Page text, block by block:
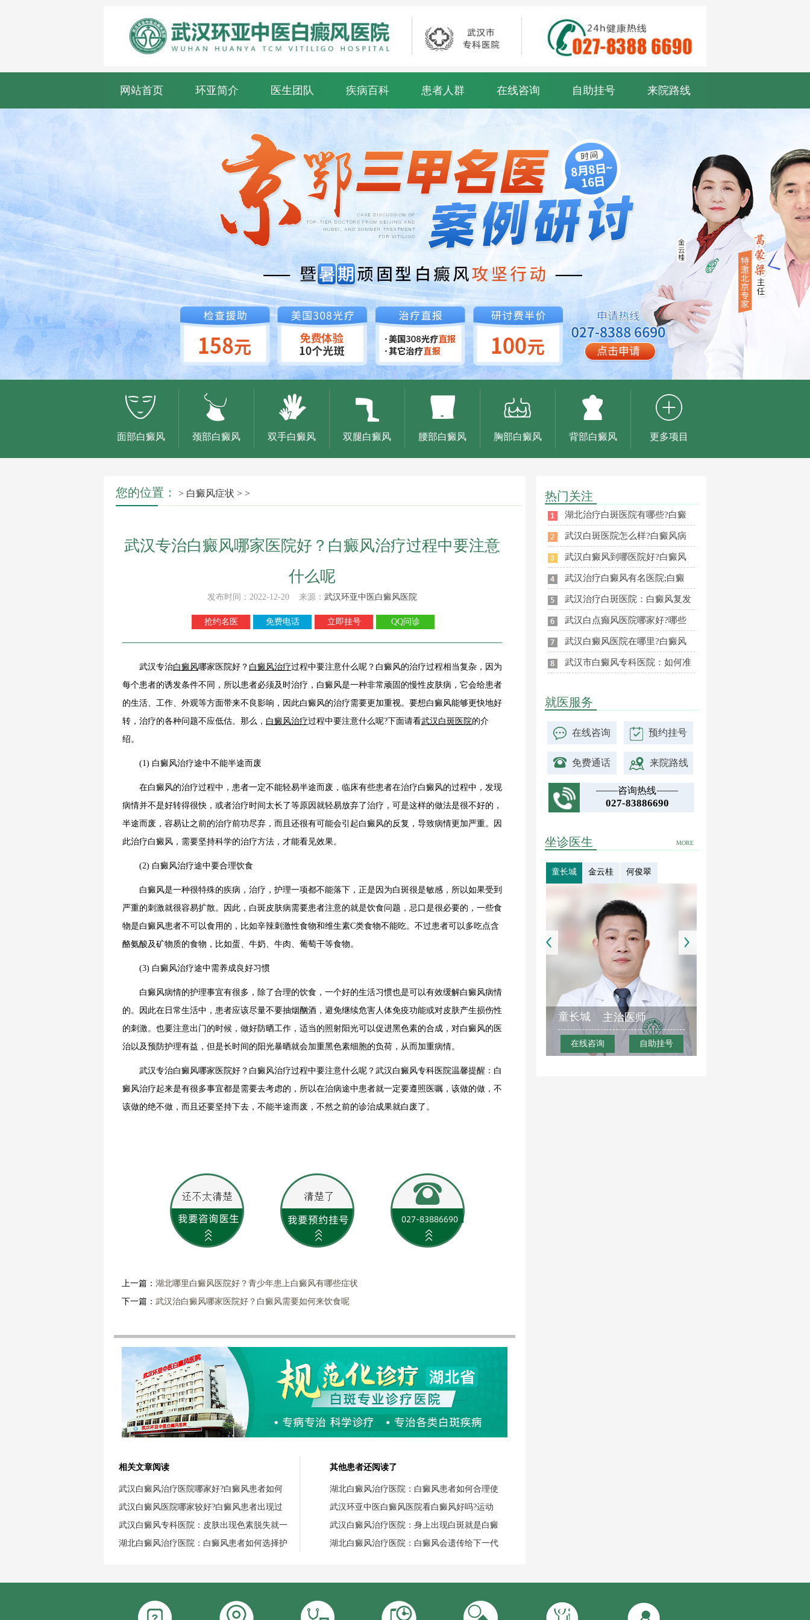
网站首页 环亚简介 医生团队 疾病百科 患者人群 在线咨询 自助挂号 来院路线
面部白癜风 颈部白癜风 双手白癜风 双腿白癜风 腰部白癜风 胸部白癜风 背部白癜风 更多项目
您的位置： > 白癜风症状 > >
武汉专治白癜风哪家医院好？白癜风治疗过程中要注意
什么呢
发布时间：2022-12-20 来源： 武汉环亚中医白癜风医院
抢约名医 免费电话 立即挂号 QQ问诊
武汉专治白癜风哪家医院好？ 白癜风治疗过程中要注意什么呢？白癜风的治疗过程相当复杂，因为
每个患者的诱发条件不同，所以患者必须及时治疗，白癜风是一种非常顽固的慢性皮肤病，它会给患者
的生活、工作、外观等方面带来不良影响，因此白癜风的治疗需要更加重视。要想白癜风能够更快地好
转，治疗的各种问题不应低估。那么， 白癜风治疗过程中要注意什么呢?下面请看武汉白斑医院的介
绍。
(1) 白癜风治疗途中不能半途而废
在白癜风的治疗过程中，患者一定不能轻易半途而废，临床有些患者在治疗白癜风的过程中，发现
病情并不是好转得很快，或者治疗时间太长了等原因就轻易放弃了治疗，可是这样的做法是很不好的，
半途而废，容易让之前的治疗前功尽弃，而且还很有可能会引起白癜风的反复，导致病情更加严重。因
此治疗白癜风，需要坚持科学的治疗方法，才能看见效果。
(2) 白癜风治疗途中要合理饮食
白癜风是一种很特殊的疾病，治疗，护理一项都不能落下，正是因为白斑很是敏感，所以如果受到
严重的刺激就很容易扩散。因此，白斑皮肤病需要患者注意的就是饮食问题，忌口是很必要的，一些食
物是白癜风患者不可以食用的，比如辛辣刺激性食物和维生素C类食物不能吃。不过患者可以多吃点含
酪氨酸及矿物质的食物，比如蛋、牛奶、牛肉、葡萄干等食物。
(3) 白癜风治疗途中需养成良好习惯
白癜风病情的护理事宜有很多，除了合理的饮食，一个好的生活习惯也是可以有效缓解白癜风病情
的。因此在日常生活中，患者应该尽量不要抽烟酗酒，避免继续危害人体免疫功能或对皮肤产生损伤性
的刺激。也要注意出门的时候，做好防晒工作，适当的照射阳光可以促进黑色素的合成，对白癜风的医
治以及预防护理有益，但是长时间的阳光暴晒就会加重黑色素细胞的负荷，从而加重病情。
武汉专治白癜风哪家医院好？白癜风治疗过程中要注意什么呢？武汉白癜风专科医院温馨提醒：白
癜风治疗起来是有很多事宜都是需要去考虑的，所以在治病途中患者就一定要遵照医嘱，该做的做，不
该做的绝不做，而且还要坚持下去，不能半途而废，不然之前的诊治成果就白废了。
上一篇： 湖北哪里白癜风医院好？青少年患上白癜风有哪些症状
下一篇： 武汉治白癜风哪家医院好？白癜风需要如何来饮食呢
相关文章阅读
武汉白癜风治疗医院哪家好?白癜风患者如何
武汉白癜风医院哪家较好?白癜风患者出现过
武汉白癜风专科医院：皮肤出现色素脱失就一
湖北白癜风治疗医院：白癜风患者如何选择护
其他患者还阅读了
湖北白癜风治疗医院：白癜风患者如何合理使
武汉环亚中医白癜风医院看白癜风好吗?运动
武汉白癜风治疗医院：身上出现白斑就是白癜
湖北白癜风治疗医院：白癜风会遗传给下一代
热门关注
湖北治疗白斑医院有哪些?白癜
武汉白斑医院怎么样?白癜风病
武汉白癜风到哪医院好?白癜风
武汉治疗白癜风有名医院;白癜
武汉治疗白斑医院：白癜风复发
武汉白点癫风医院哪家好?哪些
武汉白癜风医院在哪里?白癜风
武汉市白癜风专科医院：如何准
就医服务
在线咨询 预约挂号
免费通话 来院路线
咨询热线
027-83886690
MORE
坐诊医生
童长城 金云桂 何俊翠
童长城 主治医师
在线咨询 自助挂号